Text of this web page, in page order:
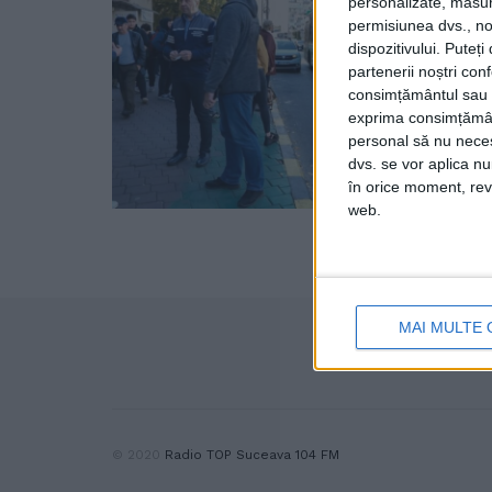
permisiunea dvs.,
dispozitivului. Puteți
partenerii noștri
consimțământul
exprima
personal să nu
dvs. se vor aplica
în orice moment,
web.
MAI MULTE
Radio TOP Suceava 104 FM